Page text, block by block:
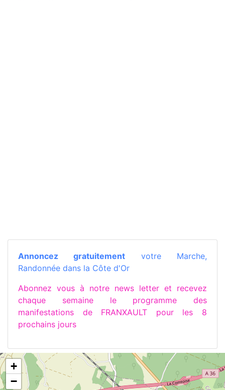
Annoncez gratuitement votre Marche,
Randonnée dans la Côte d'Or
Abonnez vous à notre news letter et recevez
chaque semaine le programme des
manifestations de FRANXAULT pour les 8
prochains jours
+
−